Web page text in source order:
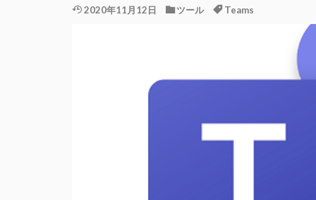
2020年11月12日 ツール Teams